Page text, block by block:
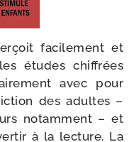
faci­le­ment et
études chif­frées
avec pour
des adultes –
notam­ment – et
à la lec­ture. La